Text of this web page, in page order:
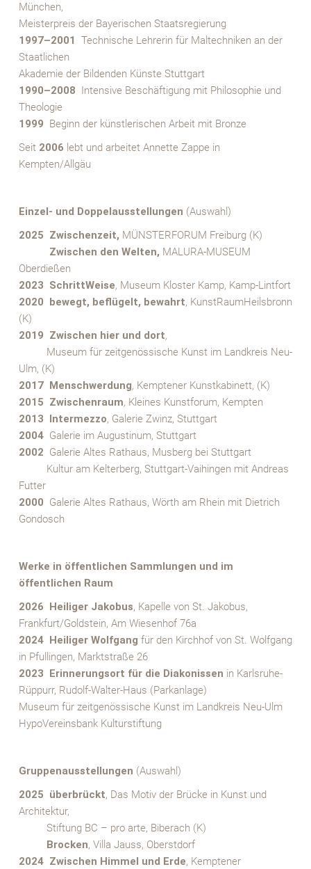
München,
Meisterpreis der Bayerischen Staatsregierung
1997–2001 Technische Lehrerin für Maltechniken an der
Staatlichen
Akademie der Bildenden Künste Stuttgart
1990–2008 Intensive Beschäftigung mit Philosophie und
Theologie
1999
Beginn der künstlerischen Arbeit mit Bronze
Seit2006 lebt und arbeitet Annette Zappe in
Kempten/Allgäu
Einzel- und Doppelausstellungen (Auswahl)
2025 Zwischenzeit, MÜNSTERFORUM Freiburg (K)
Zwischen den Welten, MALURA-MUSEUM
Oberdießen
2023 SchrittWeise, Museum Kloster Kamp, Kamp-Lintfort
2020 bewegt, beflügelt, bewahrt, KunstRaumHeilsbronn
(K)
2019 Zwischen hier und dort,
Museum für zeitgenössische Kunst im Landkreis Neu-
Ulm, (K)
2017
Menschwerdung, Kemptener Kunstkabinett, (K)
2015 Zwischenraum, Kleines Kunstforum, Kempten
2013 Intermezzo, Galerie Zwinz, Stuttgart
2004Galerie im Augustinum, Stuttgart
2002 Galerie Altes Rathaus, Musberg bei Stuttgart
Kultur am Kelterberg, Stuttgart-Vaihingen mit Andreas
Futter
2000 Galerie Altes Rathaus, Wörth am Rhein mit Dietrich
Gondosch
Werke in öffentlichen Sammlungen und im
öffentlichen Raum
2026 Heiliger Jakobus, Kapelle von St. Jakobus,
Frankfurt/Goldstein, Am Wiesenhof 76a
2024 Heiliger Wolfgang für den Kirchhof von St. Wolfgang
in Pfullingen, Marktstraße 26
2023 Erinnerungsort für die Diakonissen in Karlsruhe-
Rüppurr, Rudolf-Walter-Haus (Parkanlage)
Museum für zeitgenössische Kunst im Landkreis Neu-Ulm
HypoVereinsbank Kulturstiftung
Gruppenausstellungen (Auswahl)
2025 überbrückt, Das Motiv der Brücke in Kunst und
Architektur,
Stiftung BC – pro arte, Biberach (K)
Brocken, Villa Jauss, Oberstdorf
2024 Zwischen Himmel und Erde, Kemptener